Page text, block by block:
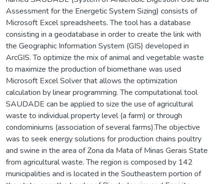
Assessment for the Energetic System Sizing) consists of
Microsoft Excel spreadsheets. The tool has a database
consisting in a geodatabase in order to create the link with
the Geographic Information System (GIS) developed in
ArcGIS. To optimize the mix of animal and vegetable waste
to maximize the production of biomethane was used
Microsoft Excel Solver that allows the optimization
calculation by linear programming. The computational tool
SAUDADE can be applied to size the use of agricultural
waste to individual property level (a farm) or through
condominiums (association of several farms).The objective
was to seek energy solutions for production chains poultry
and swine in the area of Zona da Mata of Minas Gerais State
from agricultural waste. The region is composed by 142
municipalities and is located in the Southeastern portion of